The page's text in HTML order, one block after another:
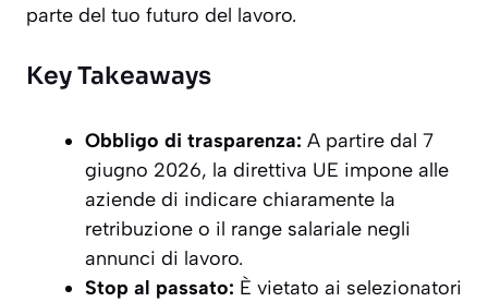
parte del tuo futuro del lavoro.
Key Takeaways
Obbligo di trasparenza: A partire dal 7
giugno 2026, la direttiva UE impone alle
aziende di indicare chiaramente la
retribuzione o il range salariale negli
annunci di lavoro.
Stop al passato: È vietato ai selezionatori